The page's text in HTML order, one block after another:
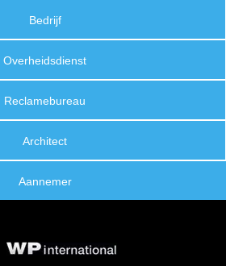
Bedrijf
Overheidsdienst
Reclamebureau
Architect
Aannemer